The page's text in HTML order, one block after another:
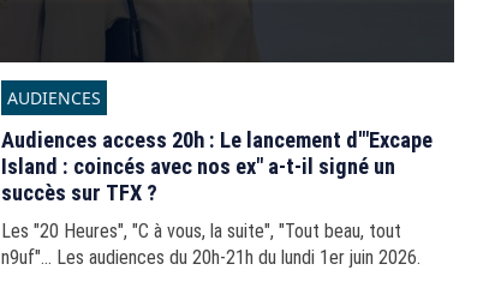
AUDIENCES
Audiences access 20h : Le lancement d'"Excape
Island : coincés avec nos ex" a-t-il signé un
succès sur TFX ?
Les "20 Heures", "C à vous, la suite", "Tout beau, tout
n9uf"... Les audiences du 20h-21h du lundi 1er juin 2026.